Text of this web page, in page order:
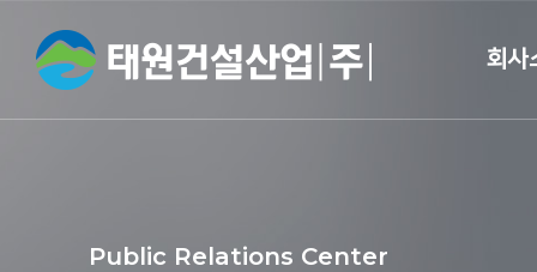
회사
Public Relations Center